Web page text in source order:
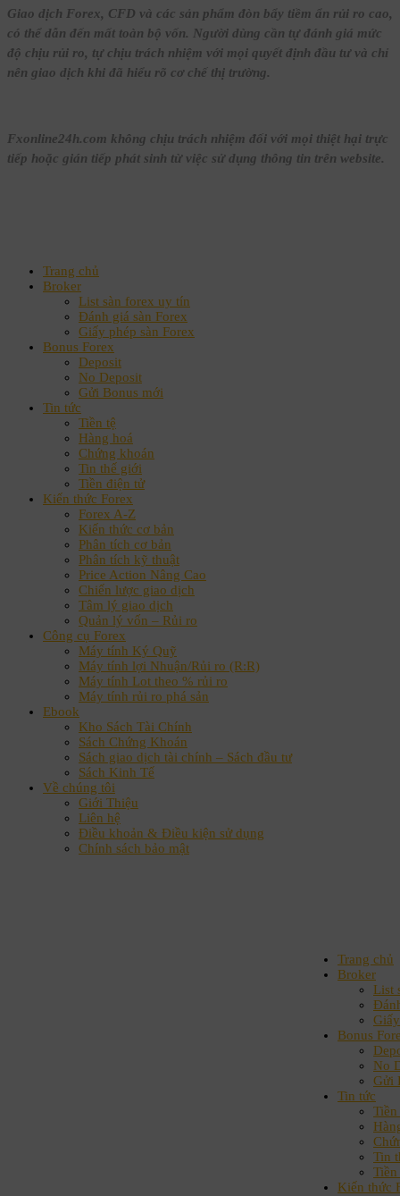
Giao dịch Forex, CFD và các sản phẩm đòn bẩy tiềm ẩn rủi ro cao,
có thể dẫn đến mất toàn bộ vốn. Người dùng cần tự đánh giá mức
độ chịu rủi ro, tự chịu trách nhiệm với mọi quyết định đầu tư và chỉ
nên giao dịch khi đã hiểu rõ cơ chế thị trường.
Fxonline24h.com không chịu trách nhiệm đối với mọi thiệt hại trực
tiếp hoặc gián tiếp phát sinh từ việc sử dụng thông tin trên website.
Trang chủ
Broker
List sàn forex uy tín
Đánh giá sàn Forex
Giấy phép sàn Forex
Bonus Forex
Deposit
No Deposit
Gửi Bonus mới
Tin tức
Tiền tệ
Hàng hoá
Chứng khoán
Tin thế giới
Tiền điện tử
Kiến thức Forex
Forex A-Z
Kiến thức cơ bản
Phân tích cơ bản
Phân tích kỹ thuật
Price Action Nâng Cao
Chiến lược giao dịch
Tâm lý giao dịch
Quản lý vốn – Rủi ro
Công cụ Forex
Máy tính Ký Quỹ
Máy tính lợi Nhuận/Rủi ro (R:R)
Máy tính Lot theo % rủi ro
Máy tính rủi ro phá sản
Ebook
Kho Sách Tài Chính
Sách Chứng Khoán
Sách giao dịch tài chính – Sách đầu tư
Sách Kinh Tế
Về chúng tôi
Giới Thiệu
Liên hệ
Điều khoản & Điều kiện sử dụng
Chính sách bảo mật
Trang chủ
Broker
List
Bonus
No
Gửi
Tin tức
Tiền
Tin
Kiến thức